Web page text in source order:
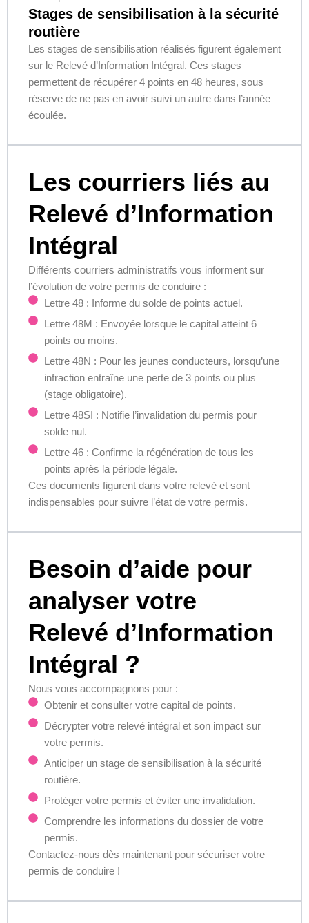
Stages de sensibilisation à la sécurité
routière
Les stages de sensibilisation réalisés figurent également
sur le Relevé d’Information Intégral. Ces stages
permettent de récupérer 4 points en 48 heures, sous
réserve de ne pas en avoir suivi un autre dans l’année
écoulée.
Les courriers liés au
Relevé d’Information
Intégral
Différents courriers administratifs vous informent sur
l’évolution de votre permis de conduire :
Lettre 48 : Informe du solde de points actuel.
Lettre 48M : Envoyée lorsque le capital atteint 6
points ou moins.
Lettre 48N : Pour les jeunes conducteurs, lorsqu’une
infraction entraîne une perte de 3 points ou plus
(stage obligatoire).
Lettre 48SI : Notifie l’invalidation du permis pour
solde nul.
Lettre 46 : Confirme la régénération de tous les
points après la période légale.
Ces documents figurent dans votre relevé et sont
indispensables pour suivre l’état de votre permis.
Besoin d’aide pour
analyser votre
Relevé d’Information
Intégral ?
Nous vous accompagnons pour :
Obtenir et consulter votre capital de points.
Décrypter votre relevé intégral et son impact sur
votre permis.
Anticiper un stage de sensibilisation à la sécurité
routière.
Protéger votre permis et éviter une invalidation.
Comprendre les informations du dossier de votre
permis.
Contactez-nous dès maintenant pour sécuriser votre
permis de conduire !